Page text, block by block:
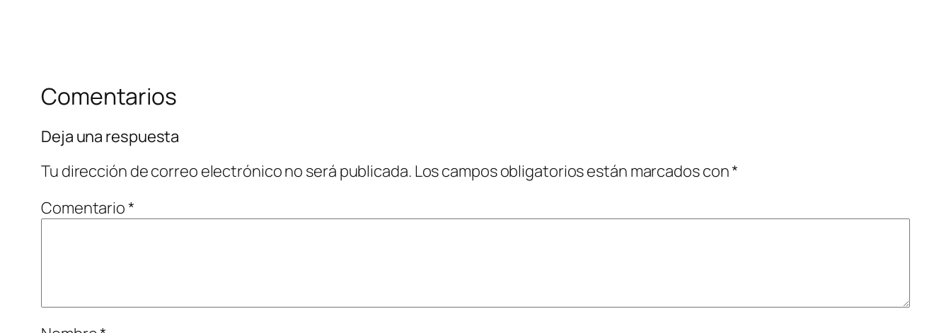
Comentarios
Deja una respuesta
Tu dirección de correo electrónico no será publicada. Los campos obligatorios están marcados con*
Comentario*